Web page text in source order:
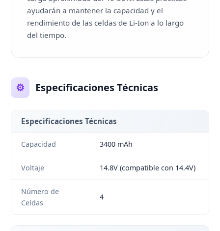
ayudarán a mantener la capacidad y el
rendimiento de las celdas de Li-Ion a lo largo
del tiempo.
⚙️ Especificaciones Técnicas
Especificaciones Técnicas
Capacidad 3400 mAh
Voltaje 14.8V (compatible con 14.4V)
Número de
Celdas
4